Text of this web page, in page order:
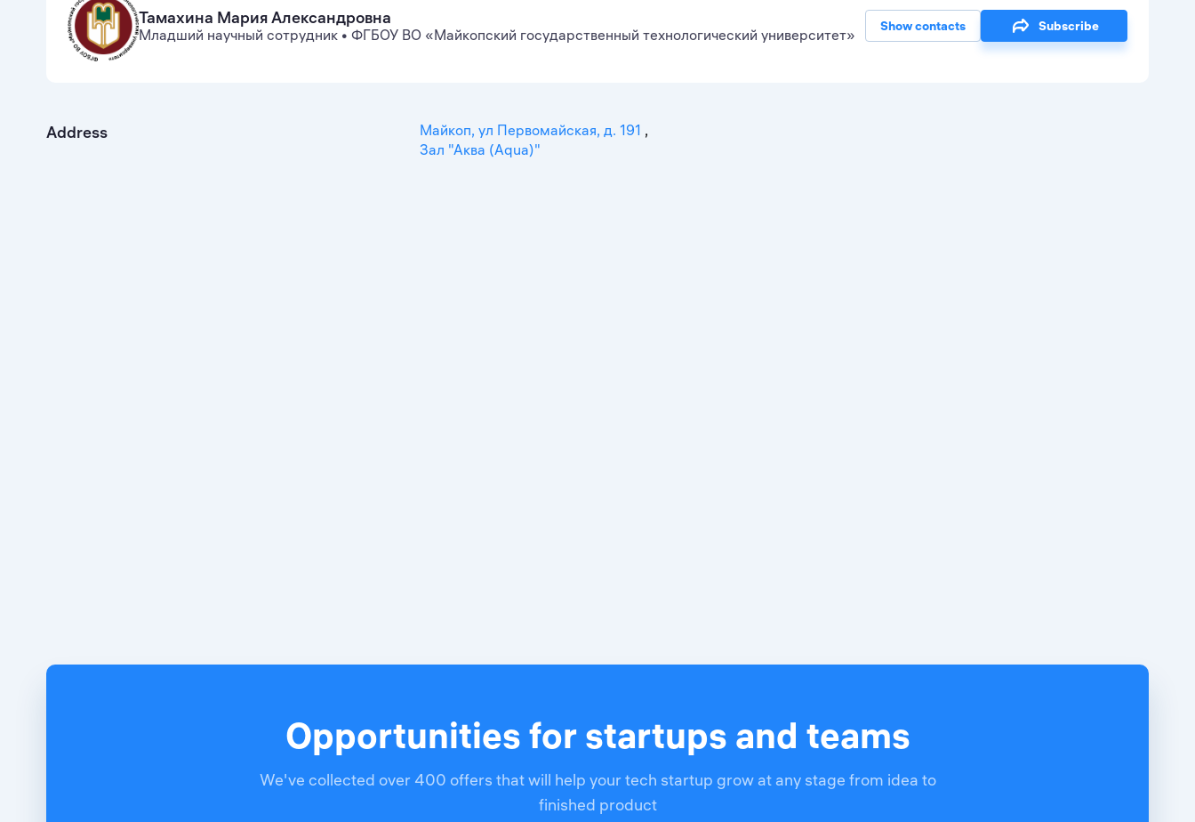
Тамахина Мария Александровна
Младший научный сотрудник • ФГБОУ ВО «Майкопский государственный технологический университет» Show contacts Subscribe
Address Майкоп, ул Первомайская, д. 191 ,
Зал "Аква (Аqua)"
Opportunities for startups and teams
We've collected over 400 offers that will help your tech startup grow at any stage from idea to
finished product